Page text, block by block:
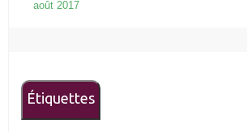
août 2017
Étiquettes